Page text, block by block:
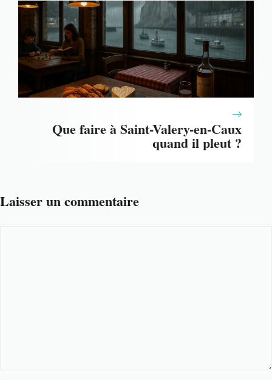
Que faire à Saint-Valery-en-Caux
quand il pleut ?
Laisser un commentaire